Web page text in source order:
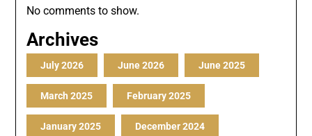
No comments to show.
Archives
July 2026 June 2026 June 2025
March 2025 February 2025
January 2025 December 2024